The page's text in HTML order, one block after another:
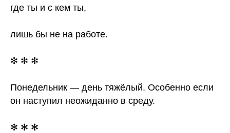
где ты и с кем ты,
лишь бы не на работе.
✻ ✻ ✻
Понедельник — день тяжёлый. Особенно если
он наступил неожиданно в среду.
✻ ✻ ✻